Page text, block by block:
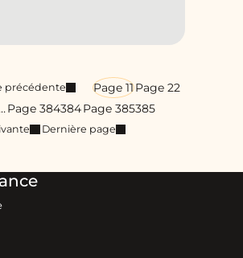
précédente Page 11Page 22
Page 384384Page 385385
Dernière page